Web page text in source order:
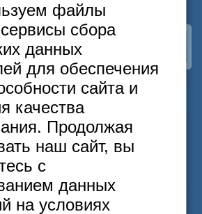
ВКонтакте
646-74-40
418-22-18
222-58-32
права защищены.
данных
файлы
сбора
данных
для обеспечения
сайта и
качества
Продолжая
наш сайт, вы
с
данных
на условиях